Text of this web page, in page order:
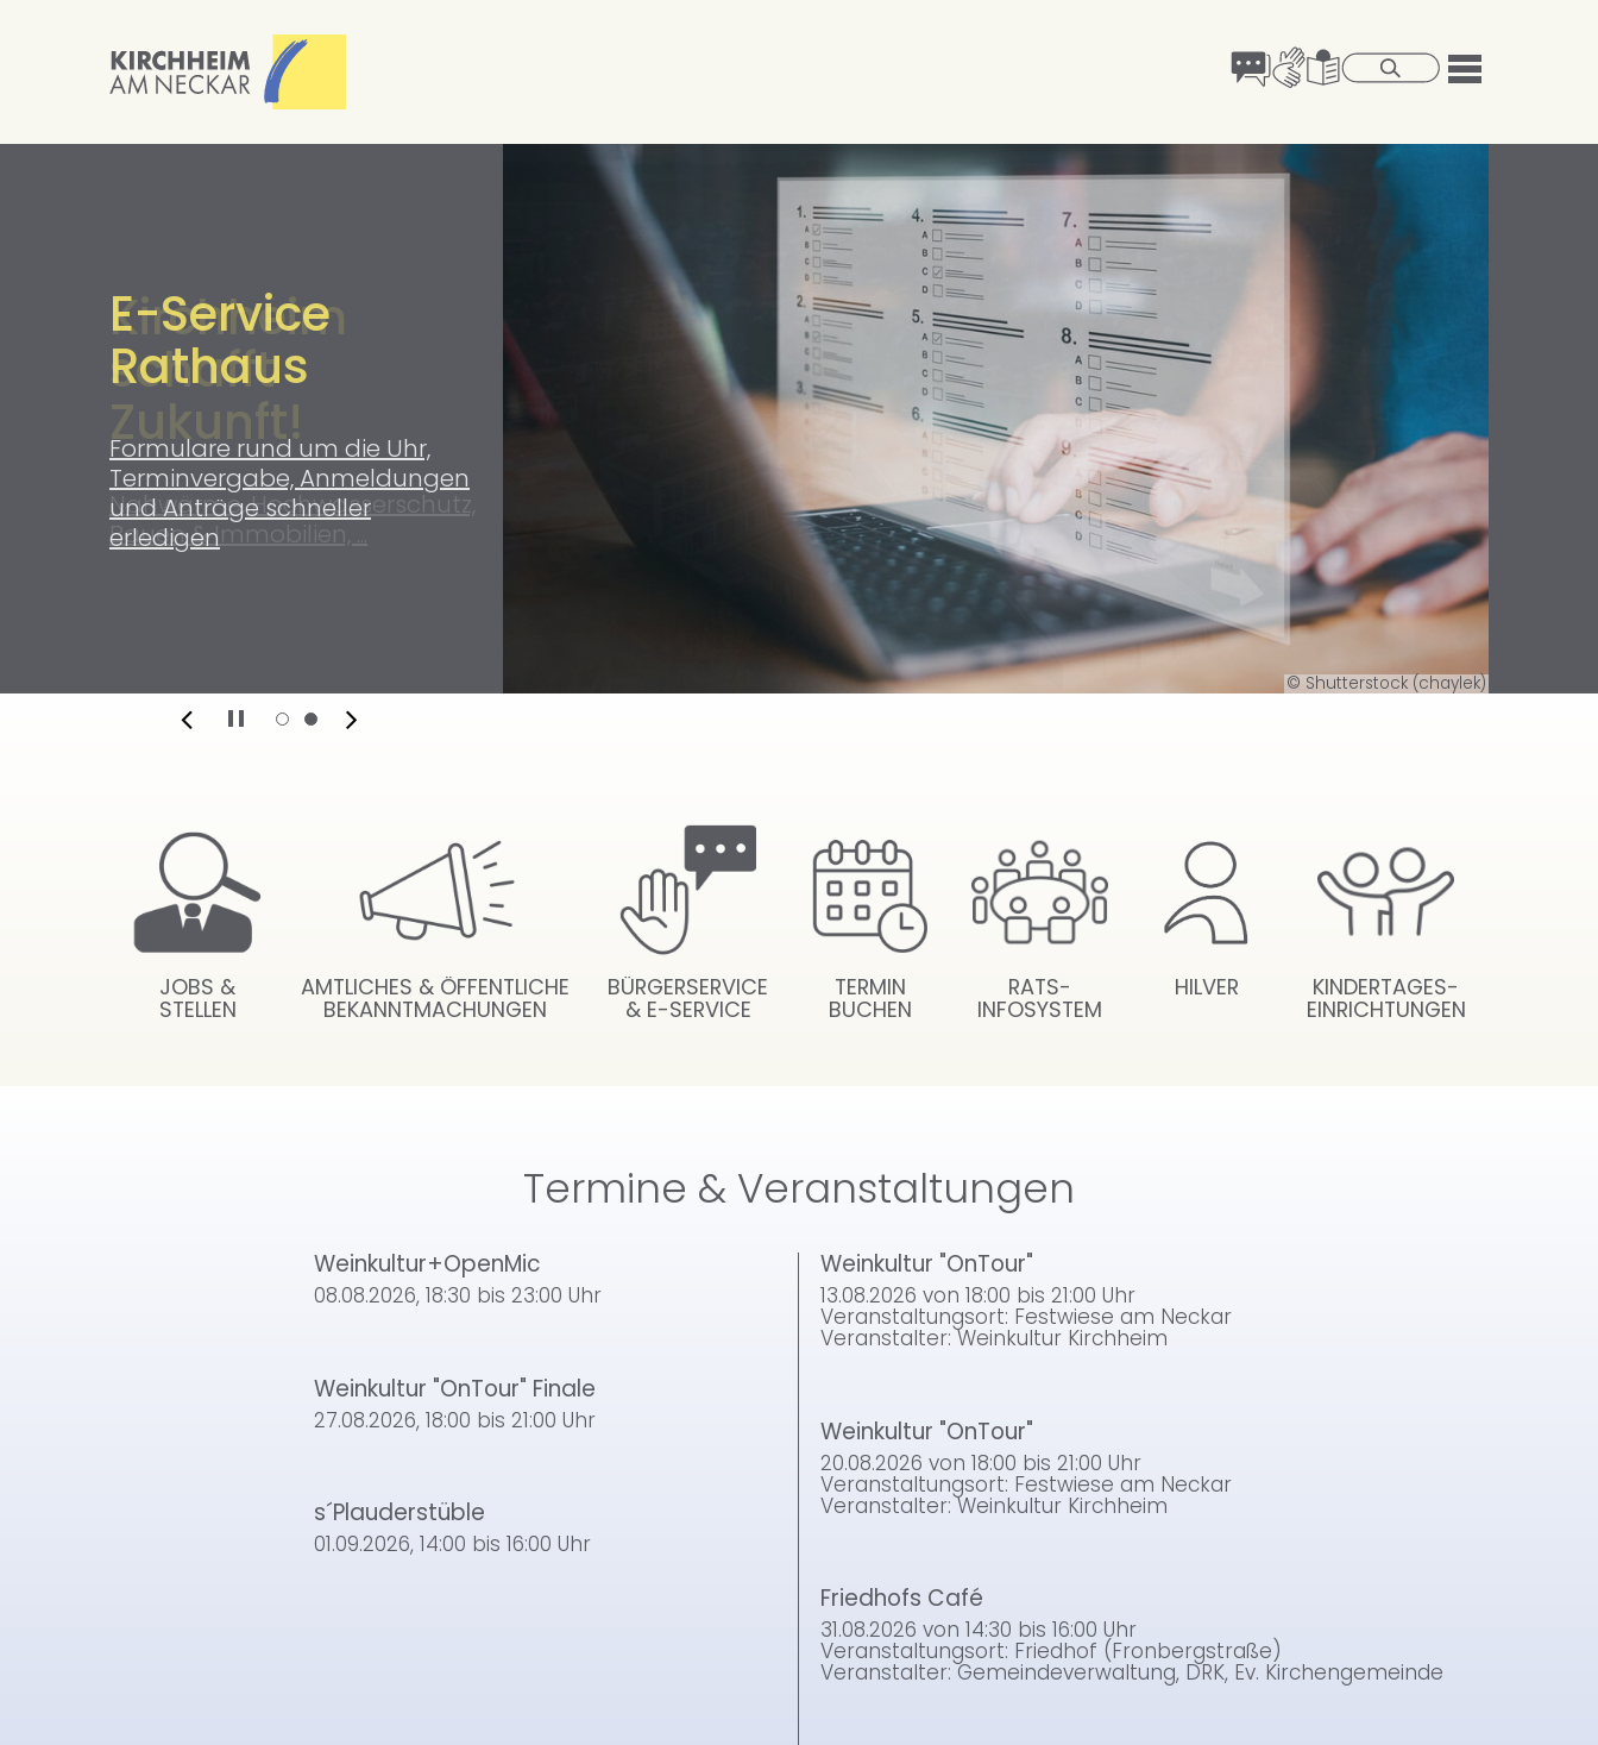
Startseite der Gemeinde Kirchheim am Neckar
Kirchheim
schafft
Zukunft!
Nahwärme, Hochwasserschutz,
Bauen & Immobilien, ...
E-Service
Rathaus
Formulare rund um die Uhr,
Terminvergabe, Anmeldungen
und Anträge schneller
erledigen
© Shutterstock (chaylek)
JOBS &
STELLEN
AMTLICHES & ÖFFENTLICHE
BEKANNTMACHUNGEN
BÜRGERSERVICE
& E-SERVICE
TERMIN
BUCHEN
RATS-
INFOSYSTEM
HILVER KINDERTAGES-
EINRICHTUNGEN
Termine & Veranstaltungen
Weinkultur+OpenMic
08.08.2026,18:30 bis23:00 Uhr
Weinkultur "OnTour" Finale
27.08.2026,18:00 bis21:00 Uhr
s´Plauderstüble
01.09.2026,14:00 bis16:00 Uhr
Weinkultur "OnTour"
13.08.2026 von 18:00 bis 21:00 Uhr
Veranstaltungsort: Festwiese am Neckar
Veranstalter: Weinkultur Kirchheim
Weinkultur "OnTour"
20.08.2026 von 18:00 bis 21:00 Uhr
Veranstaltungsort: Festwiese am Neckar
Veranstalter: Weinkultur Kirchheim
Friedhofs Café
31.08.2026 von 14:30 bis 16:00 Uhr
Veranstaltungsort: Friedhof (Fronbergstraße)
Veranstalter: Gemeindeverwaltung, DRK, Ev. Kirchengemeinde